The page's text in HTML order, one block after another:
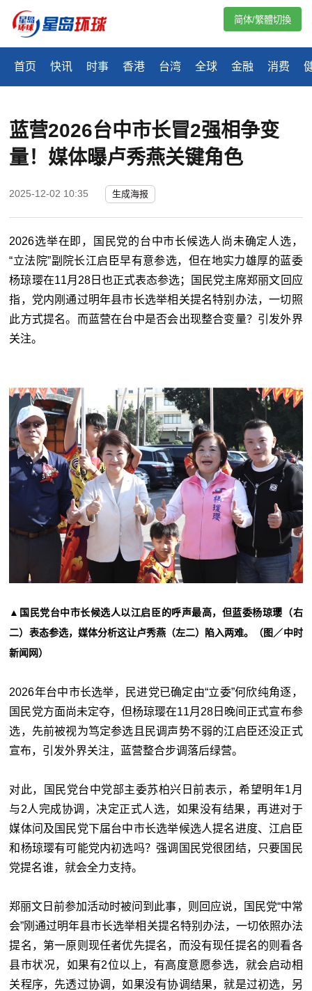
首页 快讯 时事 香港 台湾 全球 金融 消费
简体/繁體切換
蓝营2026台中市长冒2强相争变
量！媒体曝卢秀燕关键角色
2025-12-02 10:35 生成海报
2026选举在即，国民党的台中市长候选人尚未确定人选，
“立法院”副院长江启臣早有意参选，但在地实力雄厚的蓝委
杨琼璎在11月 28日也正式表态参选；国民党主席郑丽文回应
指，党内刚通过明年县市长选举相关提名特别办法，一切照
此方式提名。而蓝营在台中是否会出现整合变量？引发外界
关注。
▲国民党台中市长候选人以江启臣的呼声最高，但蓝委杨琼璎（右
二）表态参选，媒体分析这让卢秀燕（左二）陷入两难。（图／中时
新闻网）
2026年台中市长选举，民进党已确定由“立委”何欣纯角逐，
国民党方面尚未定夺，但杨琼璎在11月28日晚间正式宣布参
选，先前被视为笃定参选且民调声势不弱的江启臣还没正式
宣布，引发外界关注，蓝营整合步调落后绿营。
对此，国民党台中党部主委苏柏兴日前表示，希望明年1月
与2人完成协调，决定正式人选，如果没有结果，再进对于
媒体问及国民党下届台中市长选举候选人提名进度、江启臣
和杨琼璎有可能党内初选吗？强调国民党很团结，只要国民
党提名谁，就会全力支持。
郑丽文日前参加活动时被问到此事，则回应说，国民党“中常
会”刚通过明年县市长选举相关提名特别办法，一切依照办法
提名，第一原则现任者优先提名，而没有现任提名的则看各
县市状况，如果有2位以上，有高度意愿参选，就会启动相
关程序，先透过协调，如果没有协调结果，就是过初选，另